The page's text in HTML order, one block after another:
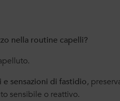
nella routine capelli?
sensazioni di fastidio,
sensibile o reattivo.